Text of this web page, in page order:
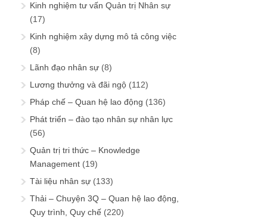
Kinh nghiệm tư vấn Quản trị Nhân sự
(17)
Kinh nghiệm xây dựng mô tả công việc
(8)
Lãnh đạo nhân sự (8)
Lương thưởng và đãi ngộ (112)
Pháp chế – Quan hệ lao động (136)
Phát triển – đào tạo nhân sự nhân lực
(56)
Quản trị tri thức – Knowledge
Management (19)
Tài liệu nhân sự (133)
Thải – Chuyện 3Q – Quan hệ lao động,
Quy trình, Quy chế (220)